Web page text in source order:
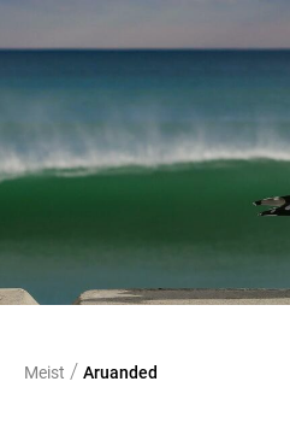
Meist / Aruanded